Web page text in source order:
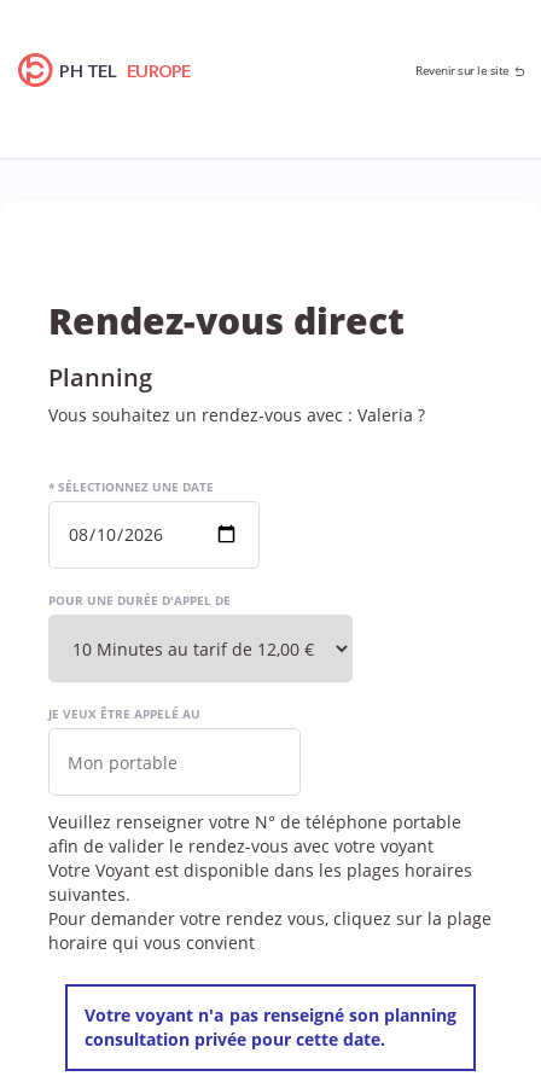
PH TEL EUROPE Revenir sur le site
Rendez-vous direct
Planning
Vous souhaitez un rendez-vous avec : Valeria ?
* SÉLECTIONNEZ UNE DATE
POUR UNE DURÉE D'APPEL DE
JE VEUX ÊTRE APPELÉ AU
Veuillez renseigner votre N° de téléphone portable
afin de valider le rendez-vous avec votre voyant
Votre Voyant est disponible dans les plages horaires
suivantes.
Pour demander votre rendez vous, cliquez sur la plage
horaire qui vous convient
Votre voyant n'a pas renseigné son planning
consultation privée pour cette date.